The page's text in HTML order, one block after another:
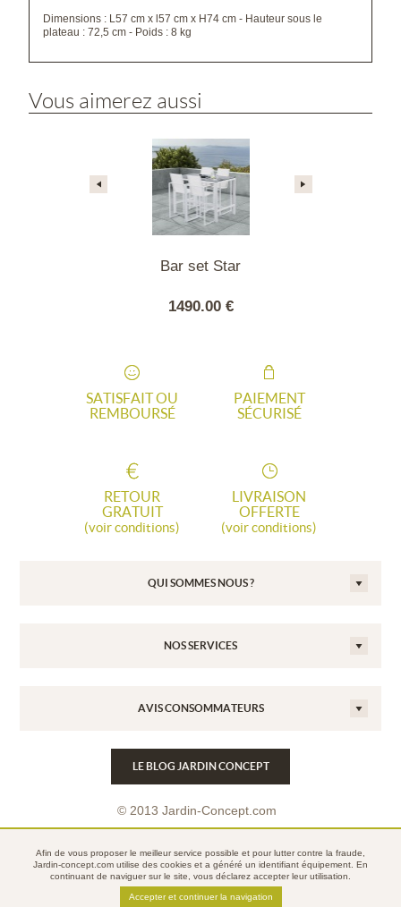
Dimensions : L57 cm x l57 cm x H74 cm - Hauteur sous le
plateau : 72,5 cm - Poids : 8 kg
Vous aimerez aussi
Bar set Star
1490.00 €
SATISFAIT OU
REMBOURSÉ
PAIEMENT
SÉCURISÉ
RETOUR
GRATUIT
(voir conditions)
LIVRAISON
OFFERTE
(voir conditions)
QUI SOMMES NOUS ?
NOS SERVICES
AVIS CONSOMMATEURS
LE BLOG JARDIN CONCEPT
© 2013 Jardin-Concept.com
Mentions légales
Politique de confidentialité
Afin de vous proposer le meilleur service possible et pour lutter contre la fraude,
Jardin-concept.com utilise des cookies et a généré un identifiant équipement. En
continuant de naviguer sur le site, vous déclarez accepter leur utilisation.
Accepter et continuer la navigation